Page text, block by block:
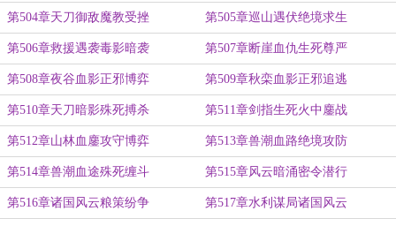
第504章天刀御敌魔教受挫 第505章巡山遇伏绝境求生
第506章救援遇袭毒影暗袭 第507章断崖血仇生死尊严
第508章夜谷血影正邪博弈 第509章秋栾血影正邪追逃
第510章天刀暗影殊死搏杀 第511章剑指生死火中鏖战
第512章山林血鏖攻守博弈 第513章兽潮血路绝境攻防
第514章兽潮血途殊死缠斗 第515章风云暗涌密令潜行
第516章诸国风云粮策纷争 第517章水利谋局诸国风云